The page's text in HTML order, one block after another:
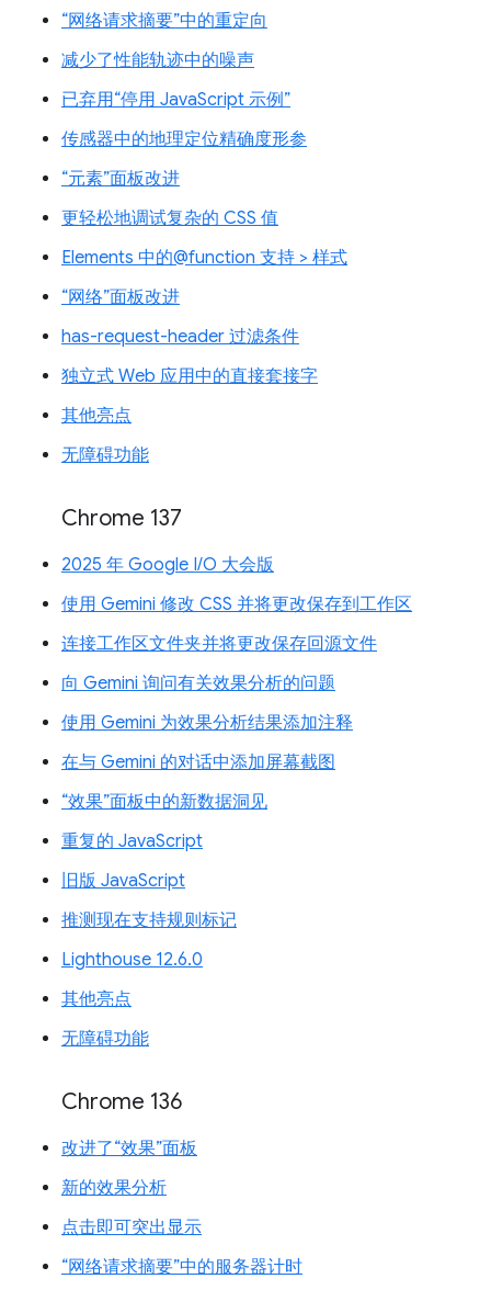
“网络请求摘要”中的重定向
减少了性能轨迹中的噪声
已弃用“停用 JavaScript 示例”
传感器中的地理定位精确度形参
“元素”面板改进
更轻松地调试复杂的 CSS 值
Elements 中的@function 支持 > 样式
“网络”面板改进
has-request-header 过滤条件
独立式 Web 应用中的直接套接字
其他亮点
无障碍功能
Chrome 137
2025 年 Google I/O 大会版
使用 Gemini 修改 CSS 并将更改保存到工作区
连接工作区文件夹并将更改保存回源文件
向 Gemini 询问有关效果分析的问题
使用 Gemini 为效果分析结果添加注释
在与 Gemini 的对话中添加屏幕截图
“效果”面板中的新数据洞见
重复的 JavaScript
旧版 JavaScript
推测现在支持规则标记
Lighthouse 12.6.0
其他亮点
无障碍功能
Chrome 136
改进了“效果”面板
新的效果分析
点击即可突出显示
“网络请求摘要”中的服务器计时